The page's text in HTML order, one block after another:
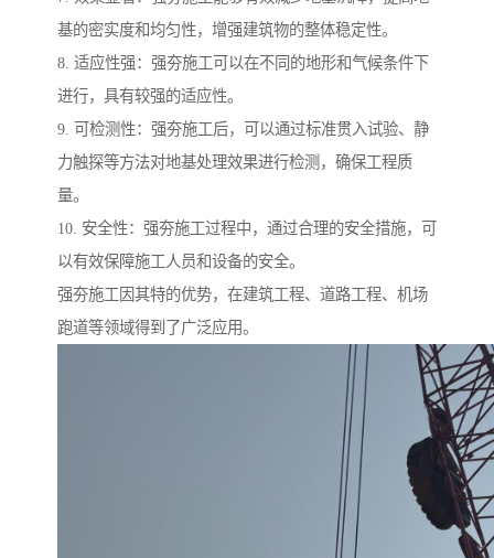
基的密实度和均匀性，增强建筑物的整体稳定性。
8. 适应性强：强夯施工可以在不同的地形和气候条件下
进行，具有较强的适应性。
9. 可检测性：强夯施工后，可以通过标准贯入试验、静
力触探等方法对地基处理效果进行检测，确保工程质
量。
10. 安全性：强夯施工过程中，通过合理的安全措施，可
以有效保障施工人员和设备的安全。
强夯施工因其特的优势，在建筑工程、道路工程、机场
跑道等领域得到了广泛应用。